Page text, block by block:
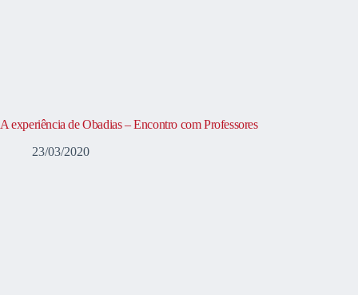
A experiência de Obadias – Encontro com Professores
23/03/2020